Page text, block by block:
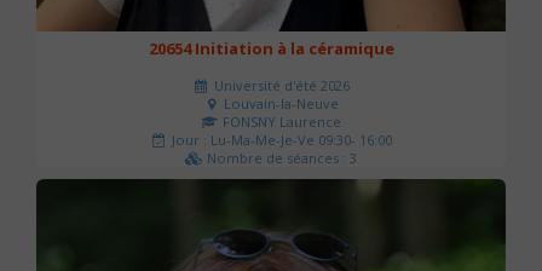
20654 Initiation à la céramique
Université d'été 2026
Louvain-la-Neuve
FONSNY Laurence
Jour : Lu-Ma-Me-Je-Ve 09:30- 16:00
Nombre de séances : 3
190 €